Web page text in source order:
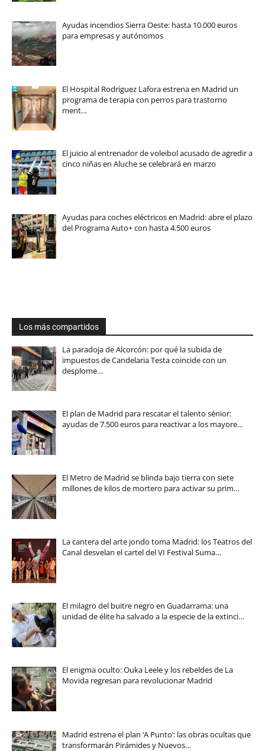
Ayudas incendios Sierra Oeste: hasta 10.000 euros
para empresas y autónomos
El Hospital Rodríguez Lafora estrena en Madrid un
programa de terapia con perros para trastorno
ment…
El juicio al entrenador de voleibol acusado de agredir a
cinco niñas en Aluche se celebrará en marzo
Ayudas para coches eléctricos en Madrid: abre el plazo
del Programa Auto+ con hasta 4.500 euros
Los más compartidos
La paradoja de Alcorcón: por qué la subida de
impuestos de Candelaria Testa coincide con un
desplome…
El plan de Madrid para rescatar el talento sénior:
ayudas de 7.500 euros para reactivar a los mayore…
El Metro de Madrid se blinda bajo tierra con siete
millones de kilos de mortero para activar su prim…
La cantera del arte jondo toma Madrid: los Teatros del
Canal desvelan el cartel del VI Festival Suma…
El milagro del buitre negro en Guadarrama: una
unidad de élite ha salvado a la especie de la extinci…
El enigma oculto: Ouka Leele y los rebeldes de La
Movida regresan para revolucionar Madrid
Madrid estrena el plan ‘A Punto’: las obras ocultas que
transformarán Pirámides y Nuevos…